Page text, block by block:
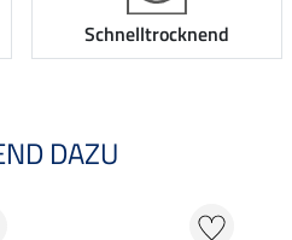
Schnelltrocknend
DAZU